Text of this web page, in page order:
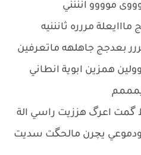
موووو انننني
مررره ثانننيه
بعدجج جاهلهه ماتعرفين
همزين ابوية انطاني
گمت اعرگ هززيت راسي الة
يچرن مالحگت سديت